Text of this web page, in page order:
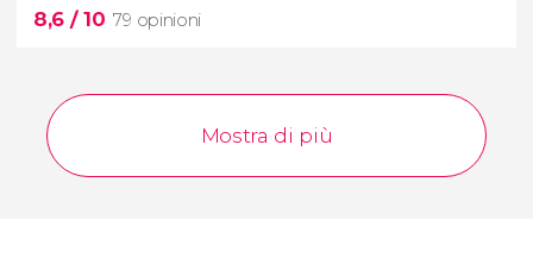
8,6 / 10 79 opinioni
Mostra di più